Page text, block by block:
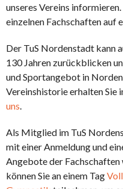
unseres Vereins
einzelnen Fachschaften auf
Der TuS Nordenstadt kann
130 Jahren zurückblicken
und Sportangebot in
Vereinshistorie erhalten Sie
uns.
Als Mitglied im TuS
mit einer Anmeldung und
Angebote der Fachschaften
können Sie an einem Tag